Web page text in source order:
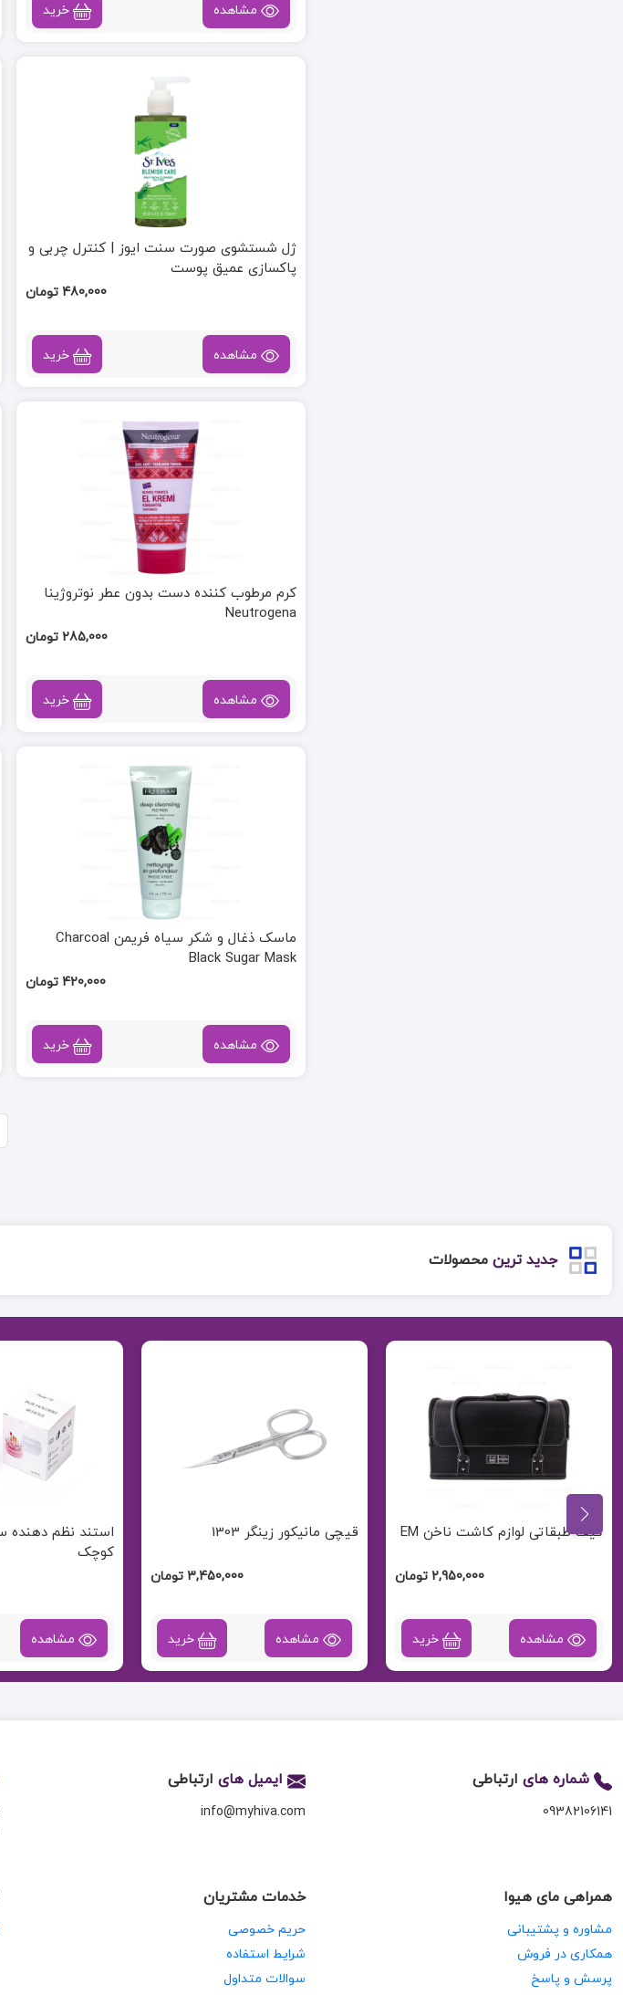
مشاهده خرید
ژل شستشوی صورت سنت ایوز | کنترل چربی و
پاکسازی عمیق پوست
480,000 تومان
مشاهده خرید
کرم مرطوب کننده دست بدون عطر نوتروژینا
Neutrogena
285,000 تومان
مشاهده خرید
ماسک ذغال و شکر سیاه فریمن Charcoal
Black Sugar Mask
420,000 تومان
مشاهده خرید
جدید ترین محصولات
قیچی مانیکور زینگر 1303
3,450,000 تومان
مشاهده خرید
استند نظم دهنده سر سوهان
110,000 تومان
مشاهده خرید
ظرف دیزاین ناخن
مشاهده
شماره های ارتباطی
09382106141
ایمیل های ارتباطی
info@myhiva.com
همراهی مای هیوا
مشاوره و پشتیبانی
همکاری در فروش
پرسش و پاسخ
خدمات مشتریان
حریم خصوصی
شرایط استفاده
سوالات متداول